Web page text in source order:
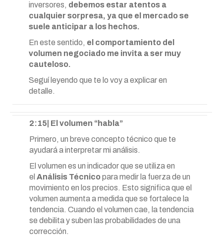
inversores, debemos estar atentos a
cualquier sorpresa, ya que el mercado se
suele anticipar a los hechos.
En este sentido, el comportamiento del
volumen negociado me invita a ser muy
cauteloso.
Seguí leyendo que te lo voy a explicar en
detalle.
2:15| El volumen “habla”
Primero, un breve concepto técnico que te
ayudará a interpretar mi análisis.
El volumen es un indicador que se utiliza en
el Análisis Técnicopara medir la fuerza de un
movimiento en los precios. Esto significa que el
volumen aumenta a medida que se fortalece la
tendencia. Cuando el volumen cae, la tendencia
se debilita y suben las probabilidades de una
corrección.